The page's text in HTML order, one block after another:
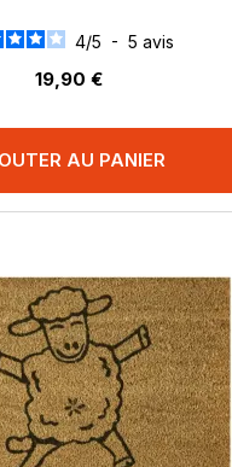
4/5 - 5 avis
19,90 €
AU PANIER